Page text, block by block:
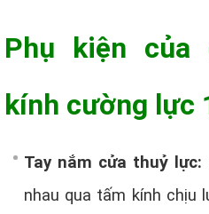
Phụ kiện của
kính cường lực
Tay nắm cửa thuỷ lực:
nhau qua tấm kính chịu